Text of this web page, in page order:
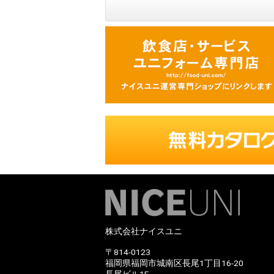
株式会社ナイスユニ
〒814-0123
福岡県福岡市城南区長尾1丁目16-20